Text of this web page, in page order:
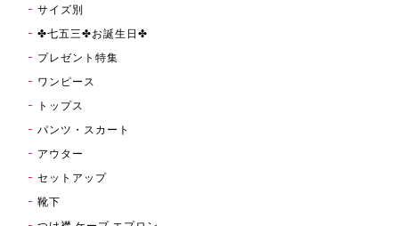
サイズ別
✤七五三✤お誕生日✤
プレゼント特集
ワンピース
トップス
パンツ・スカート
アウター
セットアップ
靴下